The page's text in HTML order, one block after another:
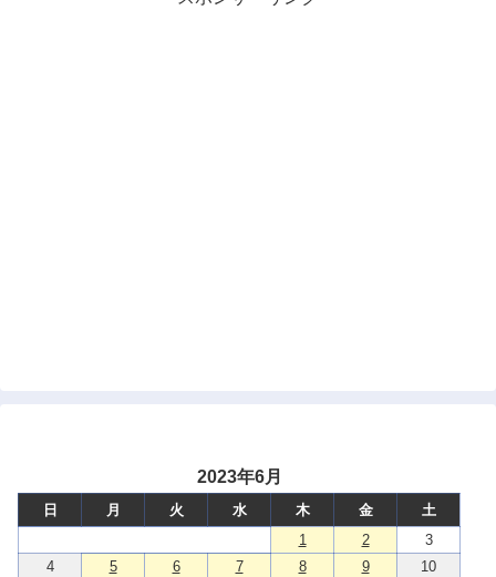
2023年6月
日 月 火 水 木 金
土
1
2
3
4
5 6 7 8 9
10